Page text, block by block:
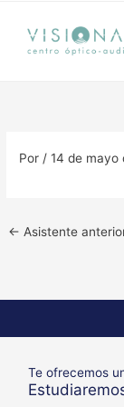
contenido
Por/14 de mayo
← Asistente
Te ofrecemos